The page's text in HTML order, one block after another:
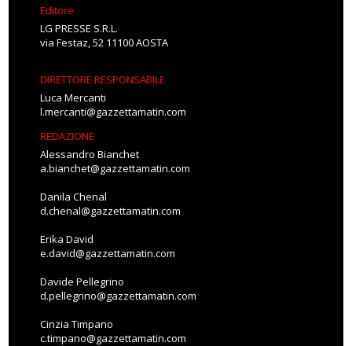
Editore
LG PRESSE S.R.L.
via Festaz, 52 11100 AOSTA
DIRETTORE RESPONSABILE
Luca Mercanti
l.mercanti@gazzettamatin.com
REDAZIONE
Alessandro Bianchet
a.bianchet@gazzettamatin.com
Danila Chenal
d.chenal@gazzettamatin.com
Erika David
e.david@gazzettamatin.com
Davide Pellegrino
d.pellegrino@gazzettamatin.com
Cinzia Timpano
c.timpano@gazzettamatin.com